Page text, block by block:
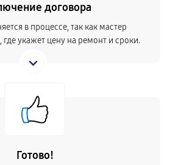
договора
в процессе, так как мастер
где укажет цену на ремонт и сроки.
Готово!